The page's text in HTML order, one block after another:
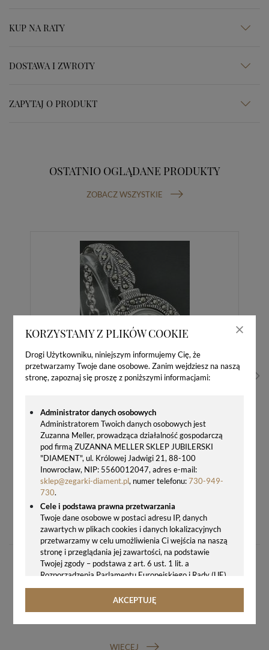
KORZYSTAMY Z PLIKÓW COOKIE
Drogi Użytkowniku, niniejszym informujemy Cię, że
przetwarzamy Twoje dane osobowe. Zanim wejdziesz na naszą
stronę, zapoznaj się proszę z poniższymi informacjami:
Administrator danych osobowych
Administratorem Twoich danych osobowych jest
Zuzanna Meller, prowadząca działalność gospodarczą
pod firmą ZUZANNA MELLER SKLEP JUBILERSKI
"DIAMENT", ul. Królowej Jadwigi 21, 88-100
Inowrocław, NIP: 5560012047, adres e-mail:
sklep@zegarki-diament.pl, numer telefonu:730-949-
730.
Cele i podstawa prawna przetwarzania
Twoje dane osobowe w postaci adresu IP, danych
zawartych w plikach cookies i danych lokalizacyjnych
przetwarzamy w celu umożliwienia Ci wejścia na naszą
stronę i przeglądania jej zawartości, na podstawie
Twojej zgody – podstawa z art. 6 ust. 1 lit. a
Rozporządzenia Parlamentu Europejskiego i Rady (UE)
2016/679 z 27.04.2016 r. w sprawie ochrony osób
fizycznych w związku z przetwarzaniem danych
AKCEPTUJĘ
KUP NA RATY
DOSTAWA I ZWROTY
ZAPYTAJ O PRODUKT
OSTATNIO OGLĄDANE PRODUKTY
ZOBACZ WSZYSTKIE
585,00 zł
WIĘCEJ